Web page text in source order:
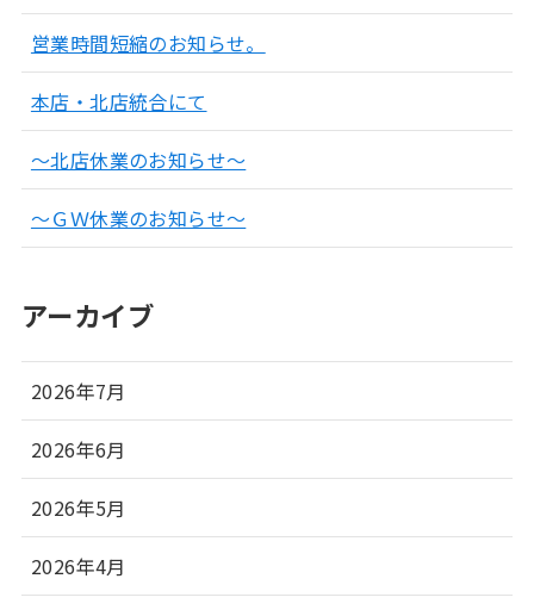
営業時間短縮のお知らせ。
本店・北店統合にて
～北店休業のお知らせ～
～ＧＷ休業のお知らせ～
アーカイブ
2026年7月
2026年6月
2026年5月
2026年4月